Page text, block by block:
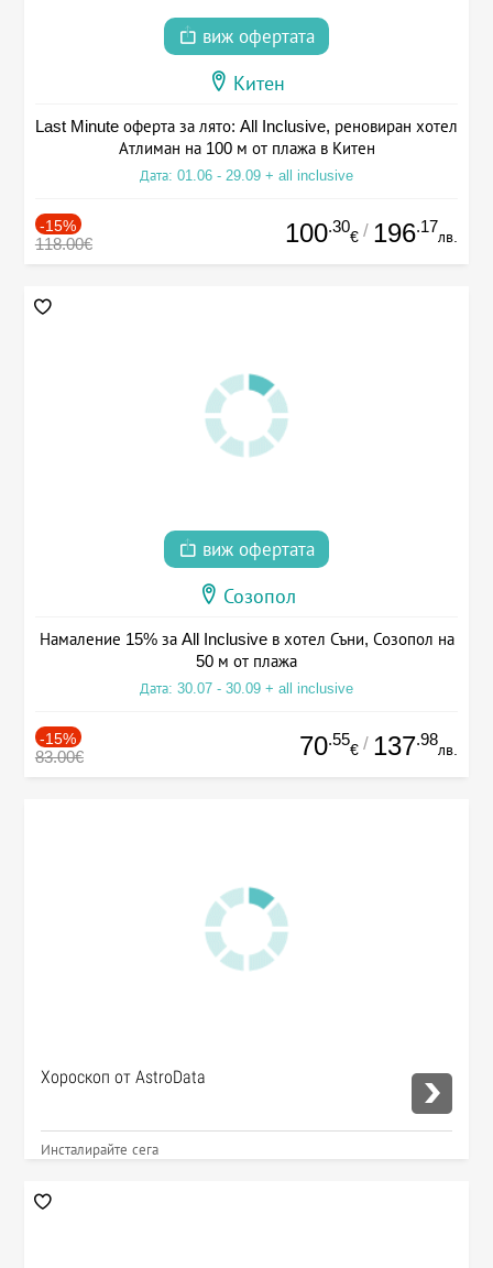
виж офертата
Китен
Last Minute оферта за лято: All Inclusive, реновиран хотел
Атлиман на 100 м от плажа в Китен
Дата: 01.06 - 29.09 + all inclusive
-15%
118.00€ 100.30
€ / 196.17
лв.
виж офертата
Созопол
Намаление 15% за All Inclusive в хотел Съни, Созопол на
50 м от плажа
Дата: 30.07 - 30.09 + all inclusive
-15%
83.00€ 70.55
€ / 137.98
лв.
Хороскоп от AstroData
Инсталирайте сега